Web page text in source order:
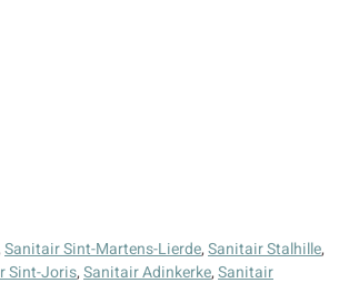
Sanitair Sint-Martens-Lierde,Sanitair Stalhille,
Sint-Joris,Sanitair Adinkerke,Sanitair